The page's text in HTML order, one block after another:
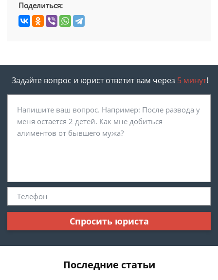
Поделиться:
Задайте вопрос и юрист ответит вам через 5 минут!
Спросить юриста
Последние статьи